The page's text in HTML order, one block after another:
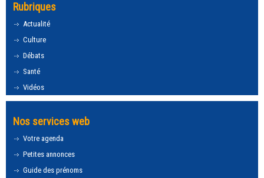
Rubriques
Actualité
Culture
Débats
Santé
Vidéos
Nos services web
Votre agenda
Petites annonces
Guide des prénoms